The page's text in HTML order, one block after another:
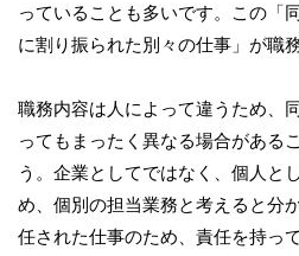
っていることも多いです。この「
に割り振られた別々の仕事」が職
職務内容は人によって違うため、
ってもまったく異なる場合がある
う。企業としてではなく、個人と
め、個別の担当業務と考えると分
任された仕事のため、責任を持っ